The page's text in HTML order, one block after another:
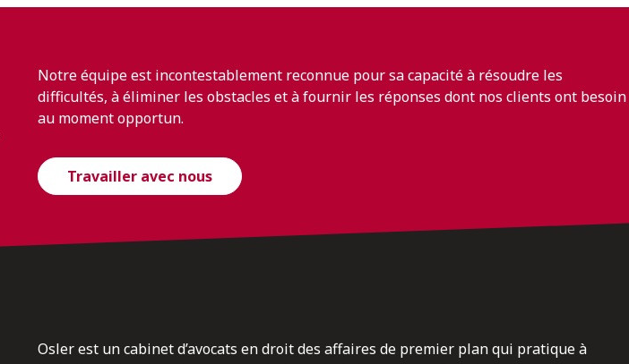
Notre équipe est incontestablement reconnue pour sa capacité à résoudre les
difficultés, à éliminer les obstacles et à fournir les réponses dont nos clients ont besoin
au moment opportun.
Travailler avec nous
Osler est un cabinet d’avocats en droit des affaires de premier plan qui pratique à